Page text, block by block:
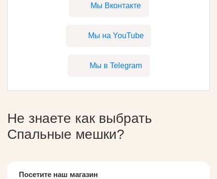
Мы Вконтакте
Мы на YouTube
Мы в Telegram
Не знаете как выбрать
Спальные мешки?
Посетите наш магазин